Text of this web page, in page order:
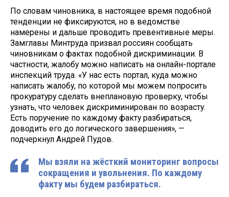
По словам чиновника, в настоящее время подобной
тенденции не фиксируются, но в ведомстве
намерены и дальше проводить превентивные меры.
Замглавы Минтруда призвал россиян сообщать
чиновникам о фактах подобной дискриминации. В
частности, жалобу можно написать на онлайн-портале
инспекций труда. «У нас есть портал, куда можно
написать жалобу, по которой мы можем попросить
прокуратуру сделать внеплановую проверку, чтобы
узнать, что человек дискриминирован по возрасту.
Есть поручение по каждому факту разбираться,
доводить его до логического завершения», —
подчеркнул Андрей Пудов.
Мы взяли на жёсткий мониторинг вопросы
сокращения и увольнения. По каждому
факту мы будем разбираться.